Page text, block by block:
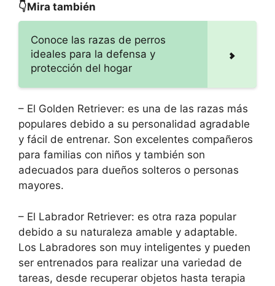
👇Mira también
Conoce las razas de perros
ideales para la defensa y
protección del hogar
– El Golden Retriever: es una de las razas más
populares debido a su personalidad agradable
y fácil de entrenar. Son excelentes compañeros
para familias con niños y también son
adecuados para dueños solteros o personas
mayores.
– El Labrador Retriever: es otra raza popular
debido a su naturaleza amable y adaptable.
Los Labradores son muy inteligentes y pueden
ser entrenados para realizar una variedad de
tareas, desde recuperar objetos hasta terapia